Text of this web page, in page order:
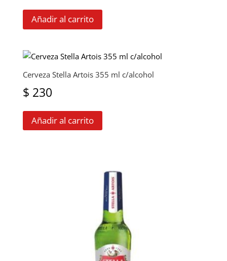
Añadir al carrito
Cerveza Stella Artois 355 ml c/alcohol
$ 230
Añadir al carrito